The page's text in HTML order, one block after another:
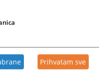
u
o stalnim
Prihvatam sve